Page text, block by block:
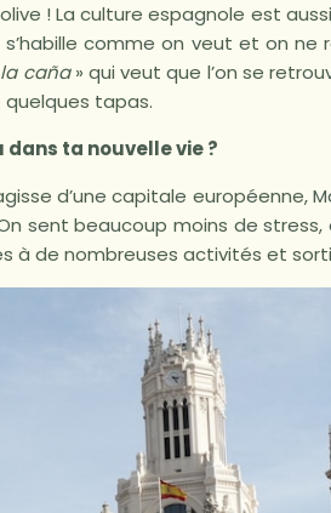
! La culture espagnole est
comme on veut et on ne
la caña» qui veut que l’on se
quelques tapas.
dans ta nouvelle vie ?
d’une capitale européenne,
sent beaucoup moins de
à de nombreuses activités et